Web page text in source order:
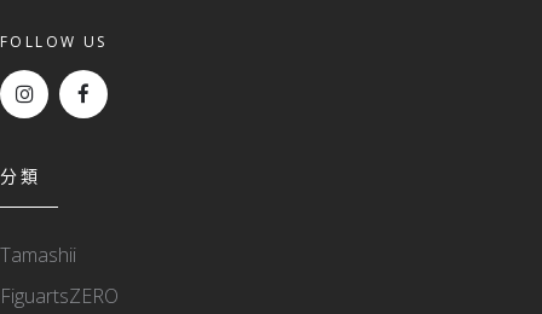
FOLLOW US
分類
Tamashii
FiguartsZERO